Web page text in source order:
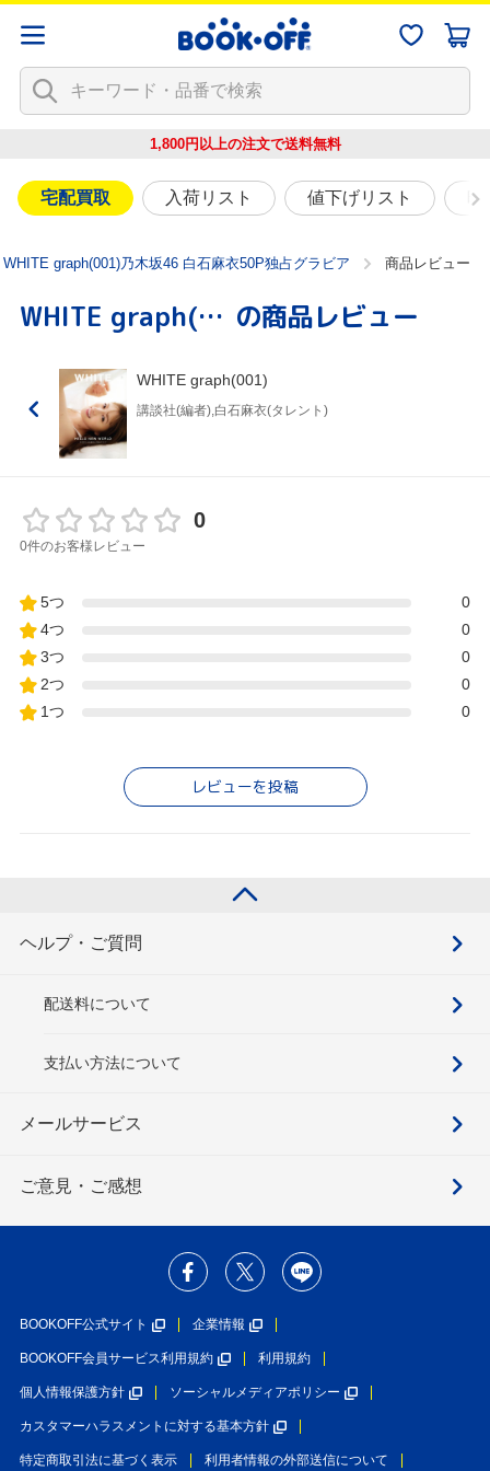
1,800円以上の注文で送料無料
宅配買取 入荷リスト 値下げリスト
WHITE graph(001)乃木坂46 白石麻衣50P独占グラビア 商品レビュー
WHITE graph(001) の商品レビュー
WHITE graph(001)
講談社(編者),白石麻衣(タレント)
0
0件のお客様レビュー
5つ
0
4つ
0
3つ
0
2つ
0
1つ
0
レビューを投稿
ヘルプ・ご質問
配送料について
支払い方法について
メールサービス
ご意見・ご感想
BOOKOFF公式サイト 企業情報
BOOKOFF会員サービス利用規約 利用規約
個人情報保護方針 ソーシャルメディアポリシー
カスタマーハラスメントに対する基本方針
特定商取引法に基づく表示 利用者情報の外部送信について